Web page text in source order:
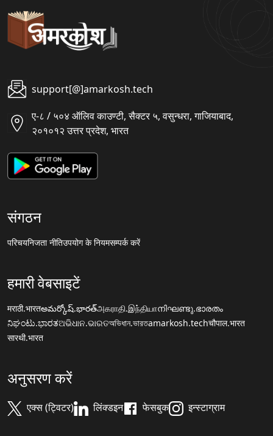
support[@]amarkosh.tech
ए-८ / ५०४ ऑलिव काउण्टी, सैक्टर ५, वसुन्धरा, गाजियाबाद,
२०१०१२ उत्तर प्रदेश, भारत
संगठन
परिचयनिजता नीतिउपयोग के नियमसम्पर्क करें
हमारी वेबसाइटें
मराठी.भारतఅమర్కోష్.భారత్அகராதி.இந்தியாനിഘണ്ടു.ഭാരതം
ನಿಘಂಟು.ಭಾರತଅଭିଧାନ.ଭାରତঅভিধান.ভারতamarkosh.techचौपाल.भारत
सारथी.भारत
अनुसरण करें
एक्स (ट्विटर) लिंक्डइन फेसबुक इन्स्टाग्राम